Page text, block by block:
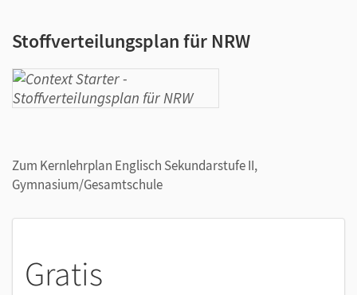
Stoffverteilungsplan für NRW
Zum Kernlehrplan Englisch Sekundarstufe II,
Gymnasium/Gesamtschule
Gratis